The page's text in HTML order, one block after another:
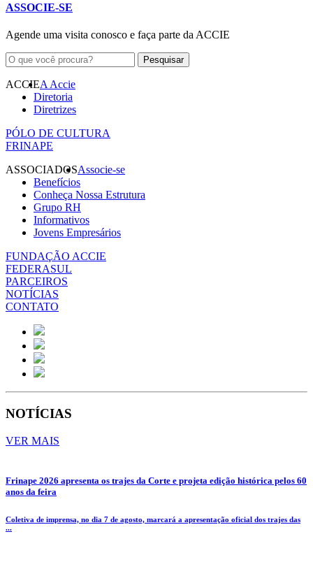
ASSOCIE-SE
Agende uma visita conosco e faça parte da ACCIE
ACCIEA Accie
Diretoria
Diretrizes
PÓLO DE CULTURA
FRINAPE
ASSOCIADOSAssocie-se
Benefícios
Conheça Nossa Estrutura
Grupo RH
Informativos
Jovens Empresários
FUNDAÇÃO ACCIE
FEDERASUL
PARCEIROS
NOTÍCIAS
CONTATO
NOTÍCIAS
VER MAIS
Frinape 2026 apresenta os trajes da Corte e projeta edição histórica pelos 60
anos da feira
Coletiva de imprensa, no dia 7 de agosto, marcará a apresentação oficial dos trajes das
...